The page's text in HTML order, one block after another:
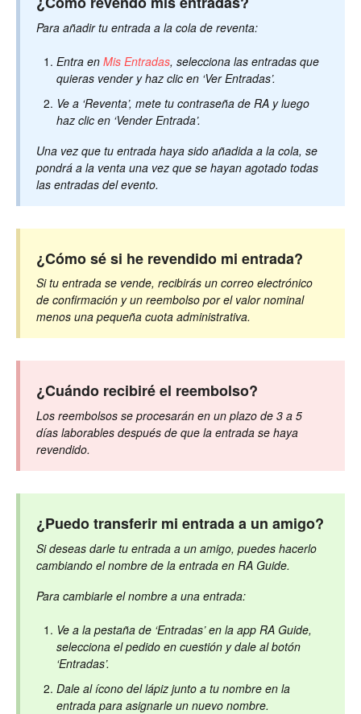
Para añadir tu entrada a la cola de reventa:
Entra en Mis Entradas, selecciona las entradas que
quieras vender y haz clic en ‘Ver Entradas’.
Ve a ‘Reventa’, mete tu contraseña de RA y luego
haz clic en ‘Vender Entrada’.
Una vez que tu entrada haya sido añadida a la cola, se
pondrá a la venta una vez que se hayan agotado todas
las entradas del evento.
¿Cómo sé si he revendido mi entrada?
Si tu entrada se vende, recibirás un correo electrónico
de confirmación y un reembolso por el valor nominal
menos una pequeña cuota administrativa.
¿Cuándo recibiré el reembolso?
Los reembolsos se procesarán en un plazo de 3 a 5
días laborables después de que la entrada se haya
revendido.
¿Puedo transferir mi entrada a un amigo?
Si deseas darle tu entrada a un amigo, puedes hacerlo
cambiando el nombre de la entrada en RA Guide.
Para cambiarle el nombre a una entrada:
Ve a la pestaña de ‘Entradas’ en la app RA Guide,
selecciona el pedido en cuestión y dale al botón
‘Entradas’.
Dale al ícono del lápiz junto a tu nombre en la
entrada para asignarle un nuevo nombre.